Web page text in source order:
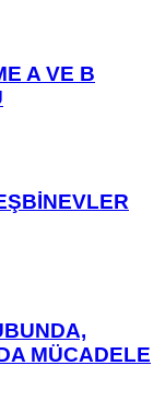
A VE B
MÜCADELE